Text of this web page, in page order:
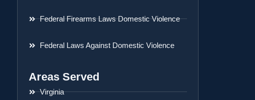
Federal Firearms Laws Domestic Violence
Federal Laws Against Domestic Violence
Areas Served
Virginia